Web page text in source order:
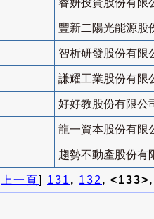
睿妍投資股份有限
豐新二陽光能源股
智析研發股份有限
謙耀工業股份有限
好好教股份有限公
龍一資本股份有限
趨勢不動產股份有
上一頁] 131, 132, <133>,